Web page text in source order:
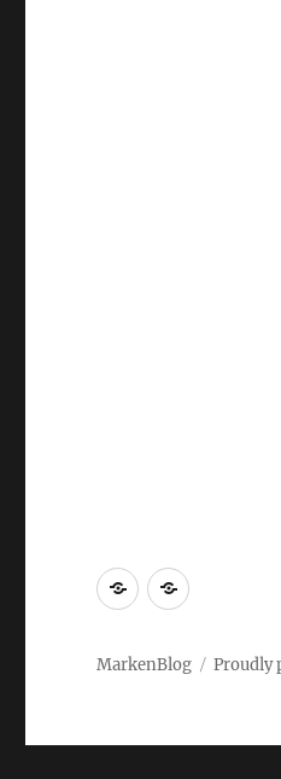
MarkenBlog Proudly